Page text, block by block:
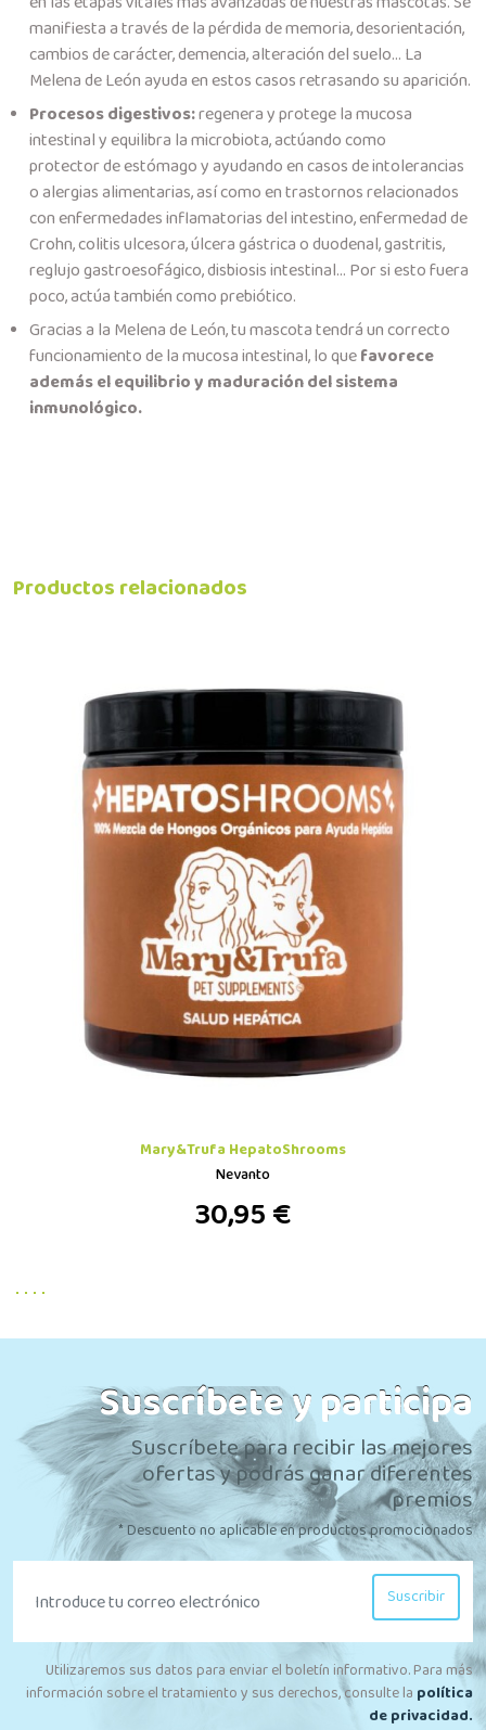
manifiesta a través de la pérdida de memoria, desorientación,
cambios de carácter, demencia, alteración del suelo... La
Melena de León ayuda en estos casos retrasando su aparición.
Procesos digestivos:regenera y protege la mucosa
intestinal y equilibra la microbiota, actúando como
protector de estómago y ayudando en casos de intolerancias
o alergias alimentarias, así como en trastornos relacionados
con enfermedades inflamatorias del intestino, enfermedad de
Crohn, colitis ulcesora, úlcera gástrica o duodenal, gastritis,
reglujo gastroesofágico, disbiosis intestinal... Por si esto fuera
poco, actúa también como prebiótico.
Gracias a la Melena de León, tu mascota tendrá un correcto
funcionamiento de la mucosa intestinal, lo quefavorece
además el equilibrio y maduración del sistema
inmunológico.
Productos relacionados
Mary&Trufa HepatoShrooms
Nevanto
30,95 €
Suscríbete y participa
Suscríbete para recibir las mejores
ofertas y podrás ganar diferentes
premios
* Descuento no aplicable en productos promocionados
Suscribir
Utilizaremos sus datos para enviar el boletín informativo. Para más
información sobre el tratamiento y sus derechos, consulte la política
de privacidad.